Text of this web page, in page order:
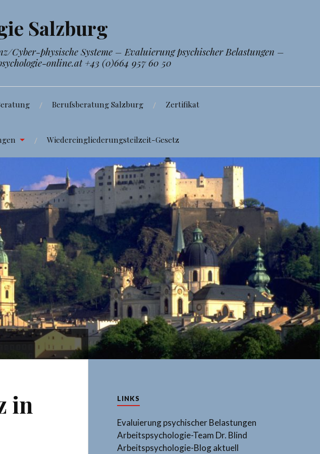
Salzburg
physische Systeme – Evaluierung psychischer Belastungen –
online.at +43 (0)664 957 60 50
Berufsberatung Salzburg Zertifikat
Wiedereingliederungsteilzeit-Gesetz
in
LINKS
Evaluierung psychischer Belastungen
Arbeitspsychologie-Team Dr. Blind
Arbeitspsychologie-Blog aktuell